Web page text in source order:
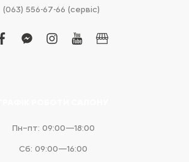
(063) 556-67-66 (сервіс)
facebook
facebook-
instagram
youtubebusiness
Пн–пт: 09:00—18:00
Сб: 09:00—16:00